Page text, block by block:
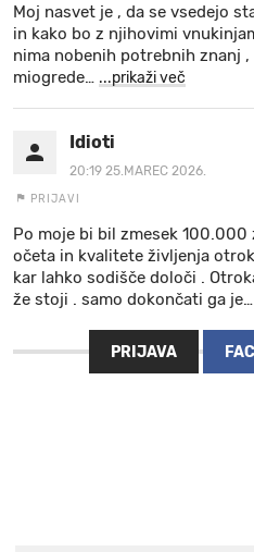
Moj nasvet je , da se vsedejo
in kako bo z njihovimi
nima nobenih potrebnih znanj
miogrede… ...prikaži več
Idioti
20:19 25.MAREC 2026.
PRIJAVI
Po moje bi bil zmesek
očeta in kvalitete življenja
kar lahko sodišče določi .
že stoji . samo dokončati ga je…
PRIJAVA